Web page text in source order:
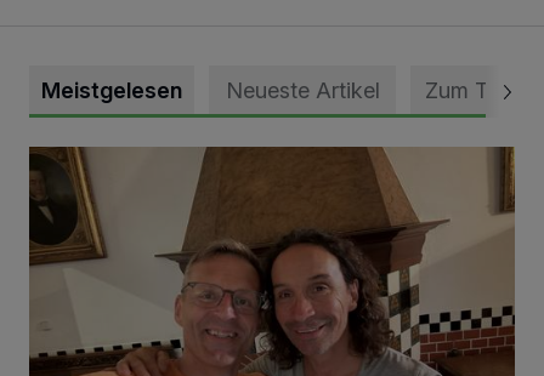
Meistgelesen Neueste Artikel Zum Thema
„Loss dir nix jefalle“ in 7 Tage 1 Song